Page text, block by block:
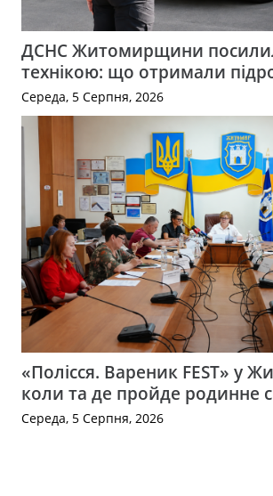
ДСНС Житомирщини
технікою: що отримали
Середа, 5 Серпня, 2026
«Полісся. Вареник FEST» у
коли та де пройде родинне
Середа, 5 Серпня, 2026